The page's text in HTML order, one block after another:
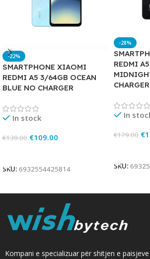
-22%
SMARTPHONE XIAOMI
REDMI A5 3/64GB OCEAN
BLUE NO CHARGER
In stock
€139.00 €109.00
SKU: 6932554425814
-28%
REDMI
CHARGER
In
€179.00 €
SKU:
Kompani e specializuar për shitjen e paisjeve